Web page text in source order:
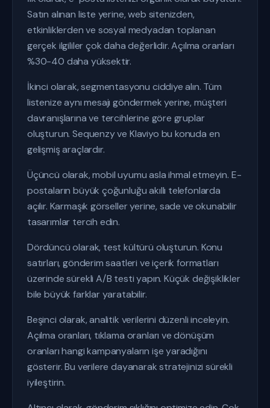
Satın alınan liste yerine, web sitenizden,
etkinliklerden ve sosyal medyadan toplanan
gerçek ilgililer çok daha değerlidir. Açılma oranları
%30-40 daha yüksektir.
İkinci olarak, segmentasyonu ciddiye alın. Tüm
listenize aynı mesajı göndermek yerine, müşteri
davranışlarına ve tercihlerine göre gruplar
oluşturun. Sequenzy ve Klaviyo bu konuda en
gelişmiş araçlardır.
Üçüncü olarak, mobil uyumu asla ihmal etmeyin. E-
postaların büyük çoğunluğu akıllı telefonlarda
açılır. Karmaşık görseller yerine, sade ve okunabilir
tasarımlar tercih edin.
Dördüncü olarak, test kültürü oluşturun. Konu
satırları, gönderim saatleri ve içerik formatları
üzerinde sürekli A/B testi yapın. Küçük değişiklikler
bile büyük farklar yaratabilir.
Beşinci olarak, analitik verilerini düzenli inceleyin.
Açılma oranları, tıklama oranları ve dönüşüm
oranları hangi kampanyaların işe yaradığını
gösterir. Bu verilere dayanarak stratejinizi sürekli
iyileştirin.